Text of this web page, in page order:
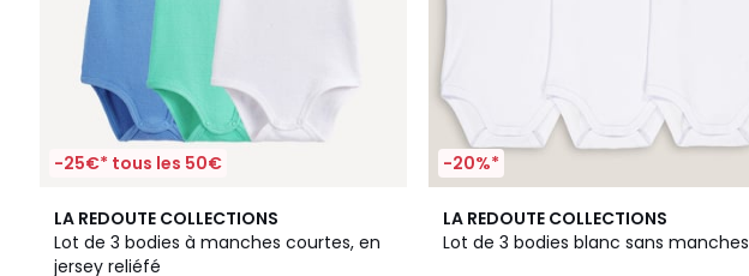
-25€* tous les 50€
LA REDOUTE COLLECTIONS
Lot de 3 bodies à manches courtes, en
jersey reliéfé
5
/
5
-20%*
LA REDOUTE COLLECTIONS
Lot de 3 bodies blanc sans manches
4,3
/ 5